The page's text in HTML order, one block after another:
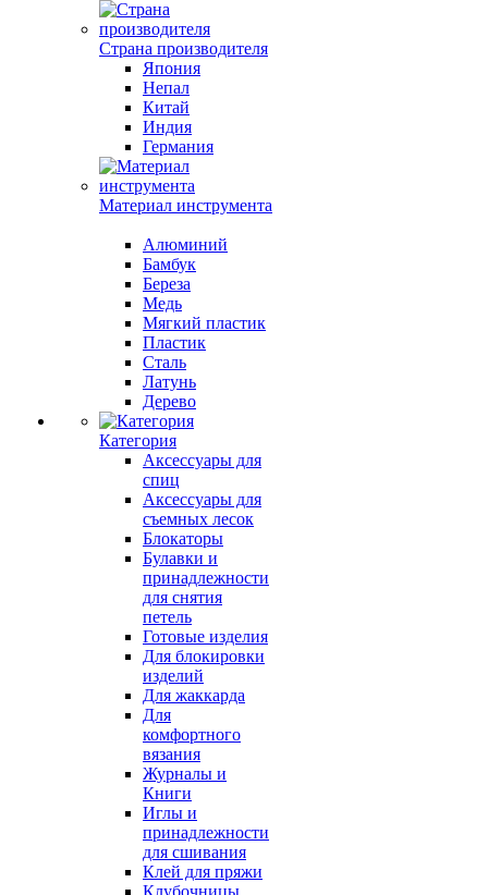
Страна производителя
Япония
Непал
Китай
Индия
Германия
Материал инструмента
Алюминий
Бамбук
Береза
Медь
Мягкий пластик
Пластик
Сталь
Латунь
Дерево
Категория
Аксессуары для
спиц
Аксессуары для
съемных лесок
Блокаторы
Булавки и
принадлежности
для снятия
петель
Готовые изделия
Для блокировки
изделий
Для жаккарда
Для
комфортного
вязания
Журналы и
Книги
Иглы и
принадлежности
для сшивания
Клей для пряжи
Клубочницы